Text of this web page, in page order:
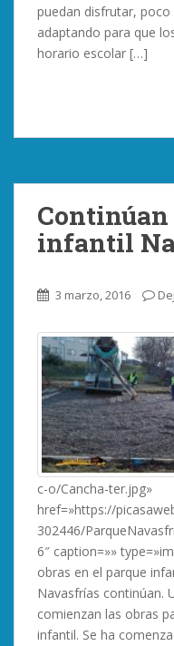
puedan disfrutar,
adaptando para que
horario escolar […]
Continúan
infantil
3 marzo, 2016
c-o/Cancha-ter.jpg»
href=»https://
302446/
6″ caption=»»
obras en el parque
Navasfrías continúan.
comienzan las obras
infantil. Se ha